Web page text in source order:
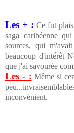
Les + : Ce fut
saga caribéenne
sources, qui
beaucoup d'intérêt
que j'ai savourée
Les - : Même si
inconvénient.